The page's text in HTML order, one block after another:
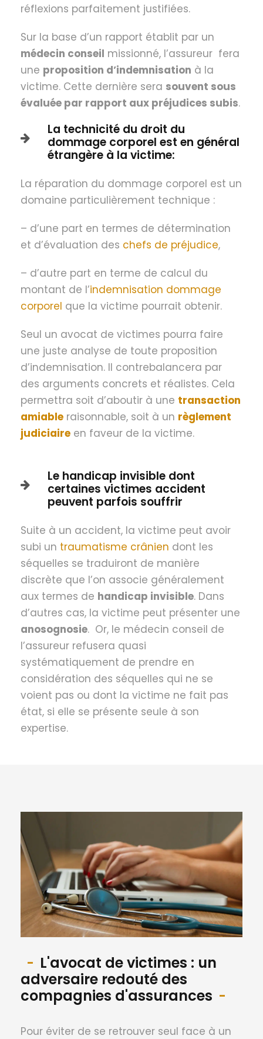
réflexions parfaitement justifiées.
Sur la base d’un rapport établit par un
médecin conseil missionné, l’assureur fera
une proposition d’indemnisation à la
victime. Cette dernière sera souvent sous
évaluée par rapport aux préjudices subis.
La technicité du droit du
dommage corporel est en général
étrangère à la victime:
La réparation du dommage corporel est un
domaine particulièrement technique :
– d’une part en termes de détermination
et d’évaluation des chefs de préjudice,
– d’autre part en terme de calcul du
montant de l’indemnisation dommage
corporel que la victime pourrait obtenir.
Seul un avocat de victimes pourra faire
une juste analyse de toute proposition
d’indemnisation. Il contrebalancera par
des arguments concrets et réalistes. Cela
permettra soit d’aboutir à une transaction
amiable raisonnable, soit à un règlement
judiciaire en faveur de la victime.
Le handicap invisible dont
certaines victimes accident
peuvent parfois souffrir
Suite à un accident, la victime peut avoir
subi un traumatisme crânien dont les
séquelles se traduiront de manière
discrète que l’on associe généralement
aux termes de handicap invisible. Dans
d’autres cas, la victime peut présenter une
anosognosie. Or, le médecin conseil de
l’assureur refusera quasi
systématiquement de prendre en
considération des séquelles qui ne se
voient pas ou dont la victime ne fait pas
état, si elle se présente seule à son
expertise.
L'avocat de victimes : un
adversaire redouté des
compagnies d'assurances
Pour éviter de se retrouver seul face à un